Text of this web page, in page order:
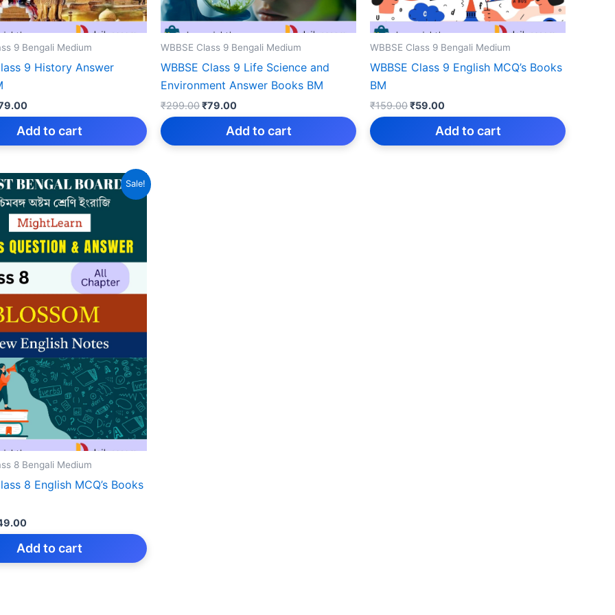
9 Bengali Medium
9 History Answer
Current
price
is:
Add to cart
WBBSE Class 9 Bengali Medium
WBBSE Class 9 Life Science and
Environment Answer Books BM
₹299.00Original
price
₹79.00Current
price
is:
Add to cart
WBBSE Class 9 Bengali Medium
WBBSE Class 9 English MCQ’s Books
BM
₹159.00Original
price
₹59.00Current
price
is:
Add to cart
Sale!
8 Bengali Medium
8 English MCQ’s Books
Current
price
is:
Add to cart